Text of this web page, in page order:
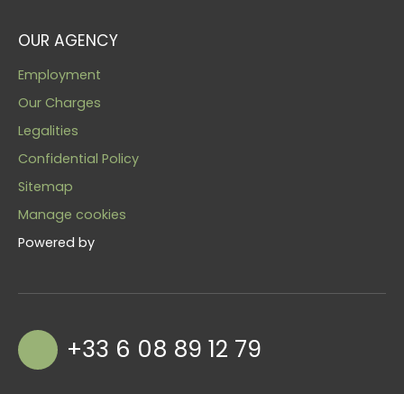
OUR AGENCY
Employment
Our Charges
Legalities
Confidential Policy
Sitemap
Manage cookies
Powered by
+33 6 08 89 12 79